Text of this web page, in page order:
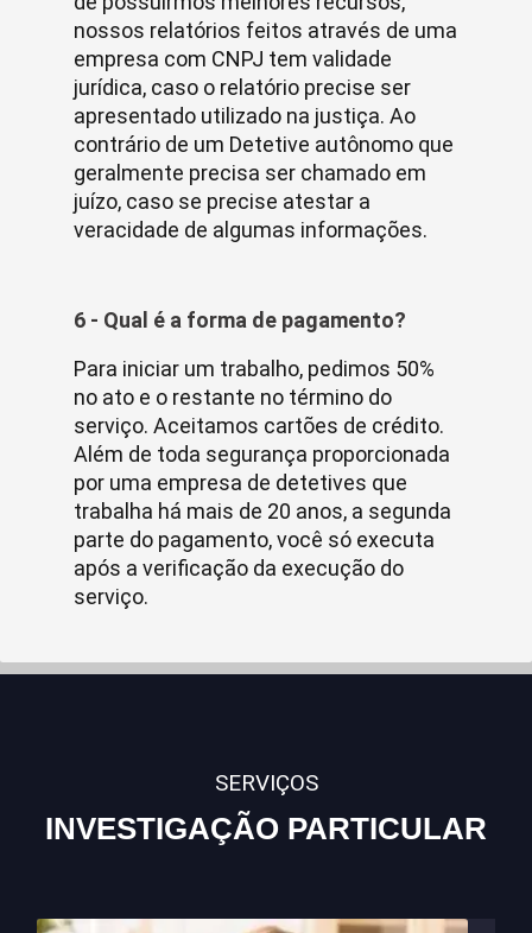
nossos relatórios feitos através de uma
empresa com CNPJ tem validade
jurídica, caso o relatório precise ser
apresentado utilizado na justiça. Ao
contrário de um Detetive autônomo que
geralmente precisa ser chamado em
juízo, caso se precise atestar a
veracidade de algumas informações.
6 - Qual é a forma de pagamento?
Para iniciar um trabalho, pedimos 50%
no ato e o restante no término do
serviço. Aceitamos cartões de crédito.
Além de toda segurança proporcionada
por uma empresa de detetives que
trabalha há mais de 20 anos, a segunda
parte do pagamento, você só executa
após a verificação da execução do
serviço.
SERVIÇOS
INVESTIGAÇÃO PARTICULAR